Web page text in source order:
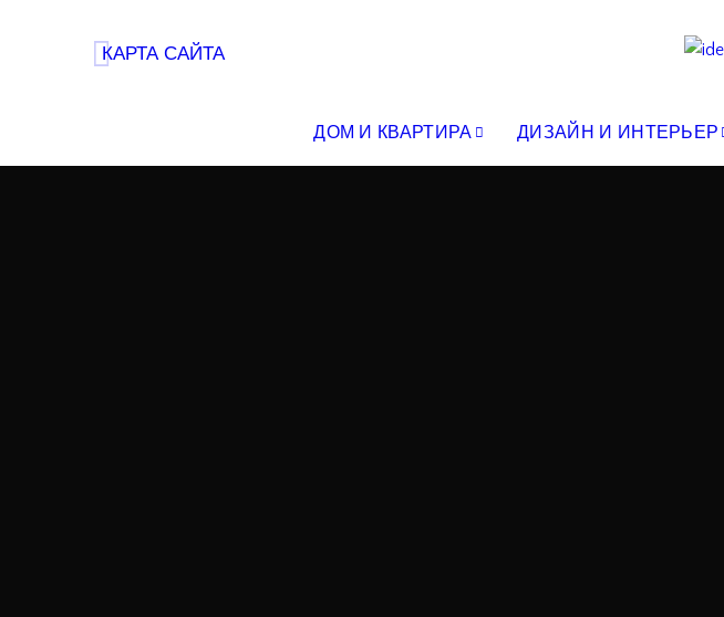
КАРТА САЙТА
ДОМ И КВАРТИРА ДИЗАЙН И ИНТЕРЬЕР